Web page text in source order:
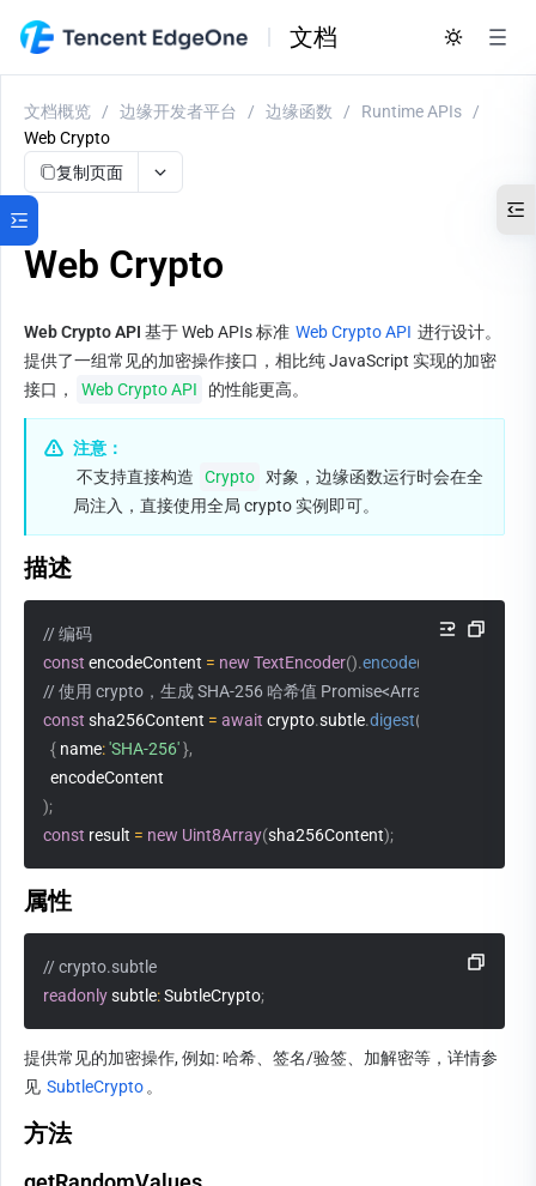
文档
文档概览 / 边缘开发者平台 / 边缘函数 / Runtime APIs
/
Web Crypto
复制页面
Web Crypto
Web Crypto API 基于 Web APIs 标准 Web Crypto API 进行设计。
提供了一组常见的加密操作接口，相比纯 JavaScript 实现的加密
接口，
Web Crypto API 的性能更高。
注意：
不支持直接构造
Crypto
对象，边缘函数运行时会在全
局注入，直接使用全局 crypto 实例即可。
描述
// 编码
const encodeContent = new TextEncoder().encode(
// 使用 crypto，生成 SHA-256 哈希值 Promise<ArrayBuffer>
const sha256Content = await crypto.subtle.digest(
{ name:'SHA-256'},
  encodeContent
);
const result = new Uint8Array(sha256Content);
属性
// crypto.subtle
readonly subtle: SubtleCrypto;
提供常见的加密操作, 例如: 哈希、签名/验签、加解密等，详情参
见 SubtleCrypto 。
方法